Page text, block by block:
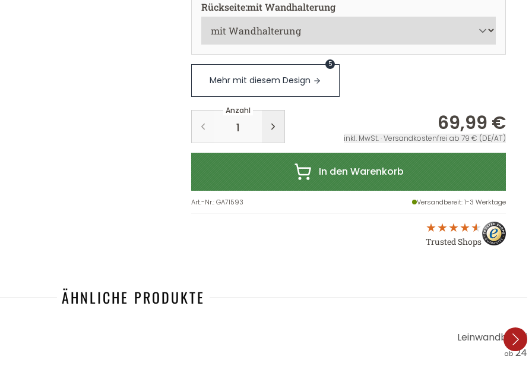
Rückseite:mit Wandhalterung
Mehr mit diesem Design
5
Anzahl
69,99 €
inkl. MwSt. · Versandkostenfrei ab 79 € (DE/AT)
In den Warenkorb
Art.-Nr.:GA71593 Versandbereit: 1-3 Werktage
Trusted Shops
ÄHNLICHE PRODUKTE
Leinwandbild
ab